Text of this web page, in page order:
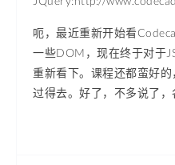
呃，最近重新开始看
一些DOM，现在终于对于
重新看下。课程还都蛮好
过得去。好了，不多说了，